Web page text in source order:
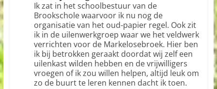
Ik zat in het schoolbestuur van de
Brookschole waarvoor ik nu nog de
organisatie van het oud-papier regel. Ook zit
ik in de uilenwerkgroep waar we het veldwerk
verrichten voor de Markelosebroek. Hier ben
ik bij betrokken geraakt doordat wij zelf een
uilenkast wilden hebben en de vrijwilligers
vroegen of ik zou willen helpen, altijd leuk om
zo de buurt te leren kennen dacht ik toen.